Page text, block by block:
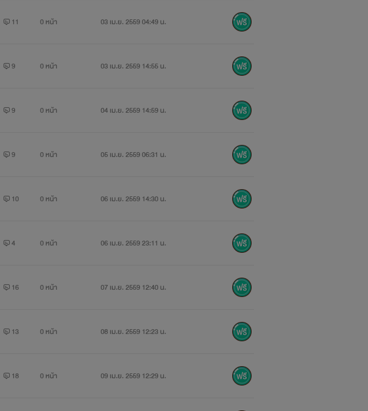
11 0 หน้า 03 เม.ย. 2559 04:49 น.
9 0 หน้า 03 เม.ย. 2559 14:55 น.
9 0 หน้า 04 เม.ย. 2559 14:59 น.
9 0 หน้า 05 เม.ย. 2559 06:31 น.
10 0 หน้า 06 เม.ย. 2559 14:30 น.
4 0 หน้า 06 เม.ย. 2559 23:11 น.
16 0 หน้า 07 เม.ย. 2559 12:40 น.
13 0 หน้า 08 เม.ย. 2559 12:23 น.
18 0 หน้า 09 เม.ย. 2559 12:29 น.